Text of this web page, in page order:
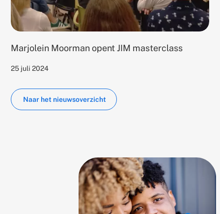
Marjolein Moorman opent JIM masterclass
Published
25 juli 2024
Gerelateerd
Naar het nieuwsoverzicht